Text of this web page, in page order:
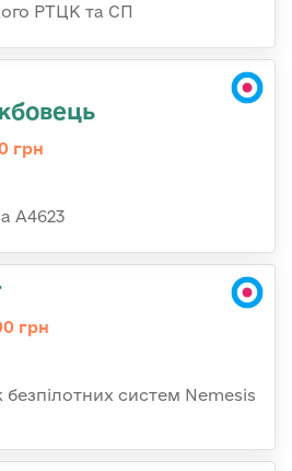
РТЦК та СП
грн
А4623
грн
систем Nemesis